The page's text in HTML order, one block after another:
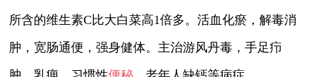
所含的维生素C比大白菜高1倍多。活血化瘀，解毒消
肿，宽肠通便，强身健体。主治游风丹毒，手足疖